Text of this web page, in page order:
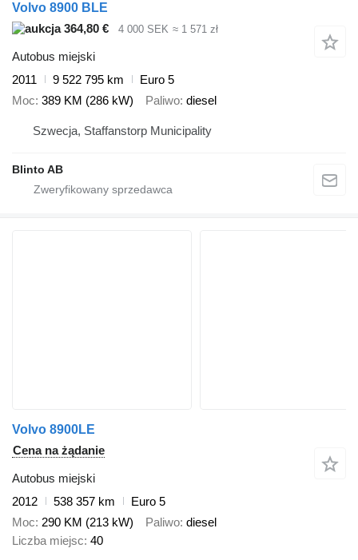
Volvo 8900 BLE
364,80 €
4 000 SEK ≈ 1 571 zł
Autobus miejski
2011
9 522 795 km
Euro 5
Moc 389 KM (286 kW) Paliwo diesel
Szwecja, Staffanstorp Municipality
Blinto AB
Volvo 8900LE
Cena na żądanie
Autobus miejski
2012
538 357 km
Euro 5
Moc 290 KM (213 kW) Paliwo diesel
Liczba miejsc 40